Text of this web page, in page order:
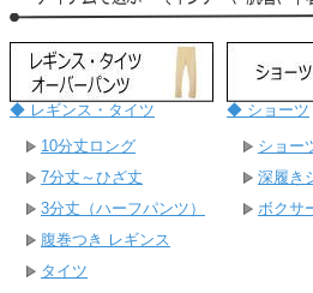
◆ レギンス・タイツ
◆ ショーツ
10分丈ロング
7分丈～ひざ丈
3分丈（ハーフパンツ）
腹巻つき レギンス
タイツ
ショー
深履き
ボクサ